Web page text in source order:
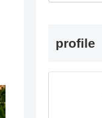
profile